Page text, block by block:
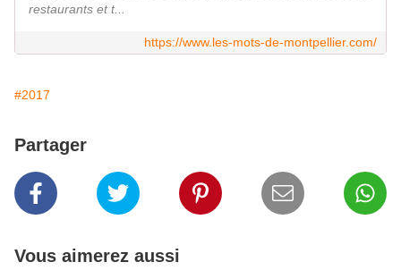
restaurants et t...
https://www.les-mots-de-montpellier.com/
#2017
Partager
Vous aimerez aussi